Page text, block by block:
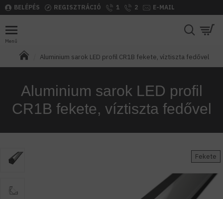
BELÉPÉS REGISZTRÁCIÓ 1 2 E-MAIL
Aluminium sarok LED profil CR1B fekete, víztiszta fedővel
Aluminium sarok LED profil
CR1B fekete, víztiszta fedővel
Fekete